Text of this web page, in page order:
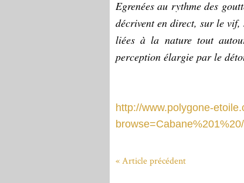
Egrenées au rythme des
décrivent en direct, sur le vif,
liées à la nature tout
perception élargie par le
http://www.polygone-
« Article précédent